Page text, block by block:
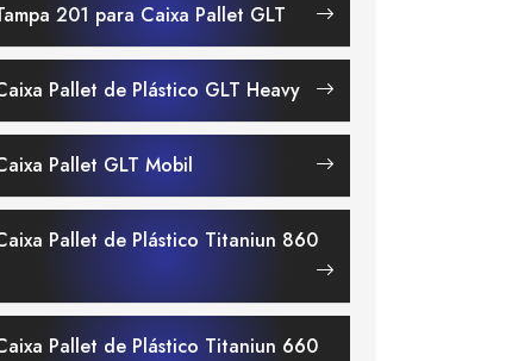
201 para Caixa Pallet GLT
Pallet de Plástico GLT Heavy
Pallet GLT Mobil
Pallet de Plástico Titaniun 860
Pallet de Plástico Titaniun 660